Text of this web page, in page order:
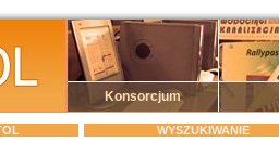
Konsorcjum
WYSZUKIWANIE